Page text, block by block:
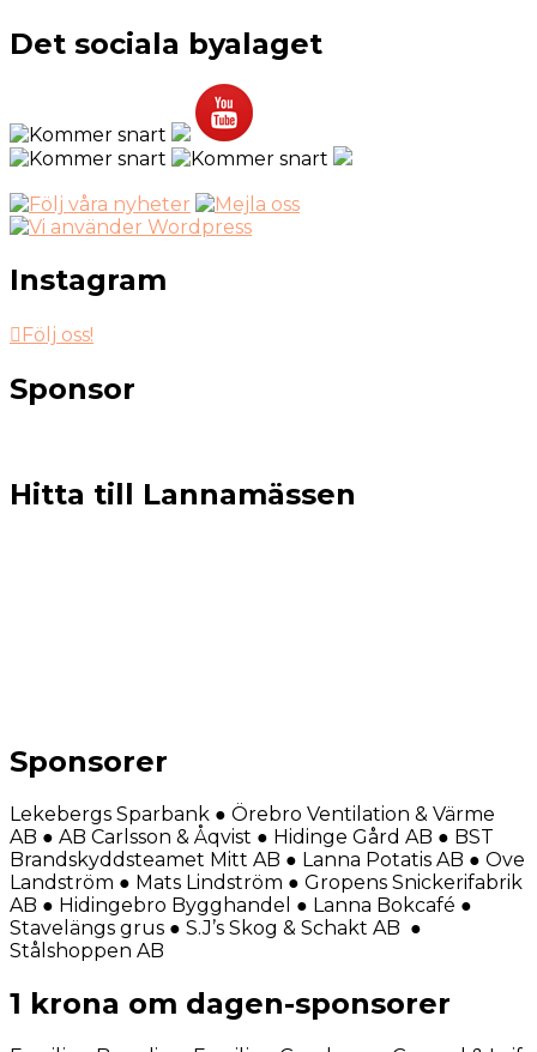
Det sociala byalaget
Instagram
Följ oss!
Sponsor
Hitta till Lannamässen
Sponsorer
Lekebergs Sparbank ● Örebro Ventilation & Värme
AB ● AB Carlsson & Åqvist ● Hidinge Gård AB ● BST
Brandskyddsteamet Mitt AB ● Lanna Potatis AB ● Ove
Landström ● Mats Lindström ● Gropens Snickerifabrik
AB ● Hidingebro Bygghandel ● Lanna Bokcafé ●
Stavelängs grus ● S.J’s Skog & Schakt AB ●
Stålshoppen AB
1 krona om dagen-sponsorer